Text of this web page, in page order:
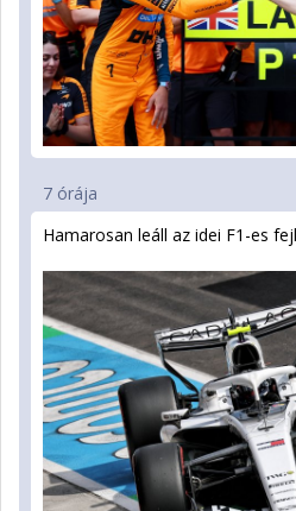
7 órája
Hamarosan leáll az idei F1-es